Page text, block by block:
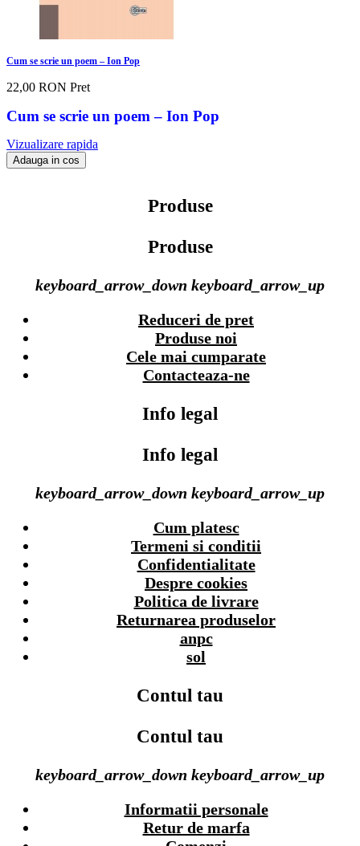
Cum se scrie un poem – Ion Pop
22,00 RON Pret
Cum se scrie un poem – Ion Pop
Vizualizare rapida
Adauga in cos
Produse
Produse
keyboard_arrow_down keyboard_arrow_up
Reduceri de pret
Produse noi
Cele mai cumparate
Contacteaza-ne
Info legal
Info legal
keyboard_arrow_down keyboard_arrow_up
Cum platesc
Termeni si conditii
Confidentialitate
Despre cookies
Politica de livrare
Returnarea produselor
anpc
sol
Contul tau
Contul tau
keyboard_arrow_down keyboard_arrow_up
Informatii personale
Retur de marfa